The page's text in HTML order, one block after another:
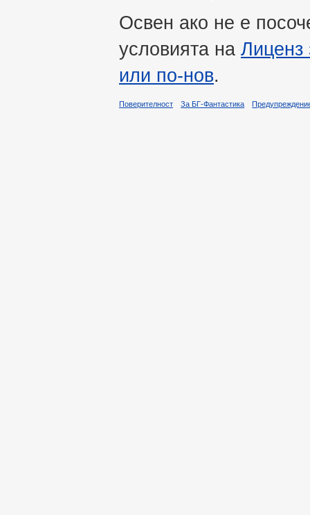
Освен ако не е
условията на Лиценз
или по-нов.
Поверителност За БГ-Фантастика